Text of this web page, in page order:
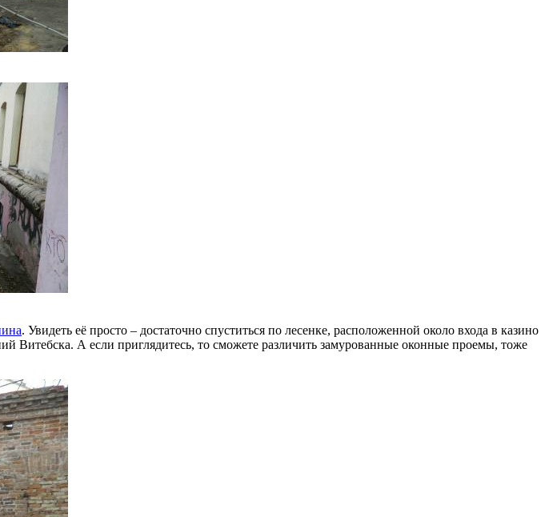
. Увидеть её просто – достаточно спуститься по лесенке, расположенной около входа в казино
А если приглядитесь, то сможете различить замурованные оконные проемы, тоже